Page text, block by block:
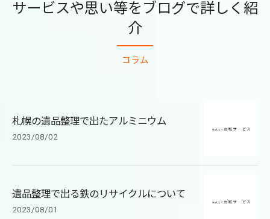
サービスや思い等をブログで詳しく紹
介
コラム
札幌の遺品整理で出たアルミニウム
2023/08/02
遺品整理で出る鉄のリサイクルについて
2023/08/01